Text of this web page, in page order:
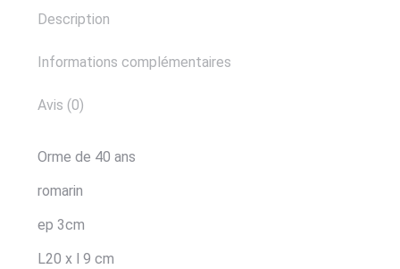
Description
Informations complémentaires
Avis (0)
Orme de 40 ans
romarin
ep 3cm
L20 x l 9 cm